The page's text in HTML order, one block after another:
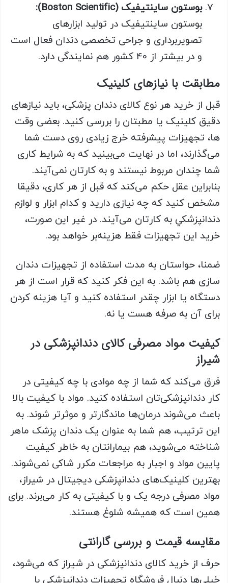
بوستون ساینتیفیک (Boston Scientific):
بوستون ساینتیفیک در تولید ابزارهای
تصویربرداری و جراحی تخصصی دندان فعال است
و در بیشتر از 40 کشور هم نمایندگی دارد.
مطابقت با نیازهای کلینیک
قبل از خرید هر نوع کالای دندان پزشکی، باید نیازهای
دقیق کلینیک یا مطبتان را بررسی کنید. بعضی وقت
ها، تجهیزات پیشرفته خرج زیادی روی دست شما
می‌گذارند، اما در نهایت می‌بینید که به شرایط کاری
شما چندان مربوط نیستند و به کارتان نمی‌آیند.
بنابراین عقل حکم می‌کند که قبل از هر کاری، دقیقا
مشخص کنید که چه نیازی دارید و کدام ابزار و لوازم
دندانپزشكي به کارتان می‌آیند. در غیر این صورت،
خرید این تجهیزات فقط هزینه‌بر خواهد بود.
ضمنا، حواستان به مدت استفاده از تجهیزات دندان
سازی هم باشد. به این فکر کنید که قرار است از هر
دستگاه یا ابزار چقدر استفاده کنید و آیا هزینه کردن
برای آن به صرفه هست یا نه.
کیفیت مواد مصرفی کالای دندانپزشکی در
شیراز
فرق می‌کند که شما از چه موادی با چه کیفیتی در
کار دندانپزشکی‌تان استفاده کنید. مواد با کیفیت بالا
باعث می‌شوند درمان‌ها ماندگارتر و موثرتر شوند. به
این ترتیب، هم شما به عنوان یک دندان پزشک ماهر
شناخته می‌شوید، هم بیمارانتان به خاطر کیفیت
پایین مواد و اجبار به مراجعات مکرر شاکی نمی‌شوند.
بهترین کلینیک‌های دندانپزشکی دیجیتال در شیراز،
مواد مصرفی درجه یک و با کیفیتی به کار می‌برند. برای
همین است که همیشه شلوغ هستند.
مقایسه قیمت و بررسی گارانتی
حرف از خرید کالای دندانپزشکی در شیراز که می‌شود،